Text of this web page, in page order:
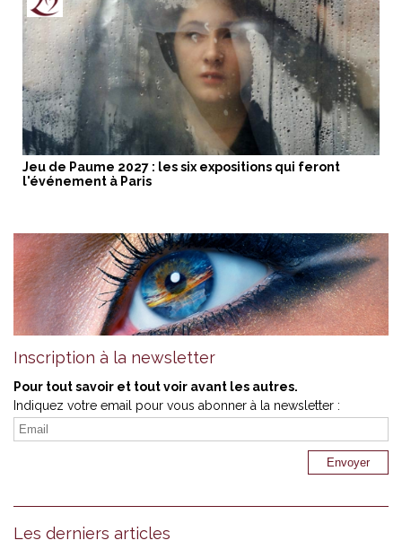
Jeu de Paume 2027 : les six expositions qui feront
l'événement à Paris
Inscription à la newsletter
Pour tout savoir et tout voir avant les autres.
Indiquez votre email pour vous abonner à la newsletter :
Les derniers articles